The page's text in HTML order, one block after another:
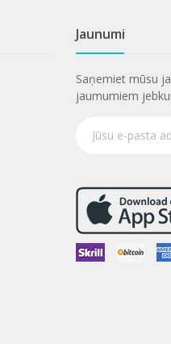
Jaunumi
Saņemiet mūsu
jaumumiem